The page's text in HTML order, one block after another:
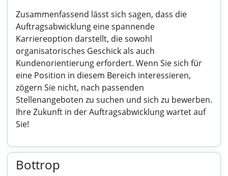
Zusammenfassend lässt sich sagen, dass die
Auftragsabwicklung eine spannende
Karriereoption darstellt, die sowohl
organisatorisches Geschick als auch
Kundenorientierung erfordert. Wenn Sie sich für
eine Position in diesem Bereich interessieren,
zögern Sie nicht, nach passenden
Stellenangeboten zu suchen und sich zu bewerben.
Ihre Zukunft in der Auftragsabwicklung wartet auf
Sie!
Bottrop